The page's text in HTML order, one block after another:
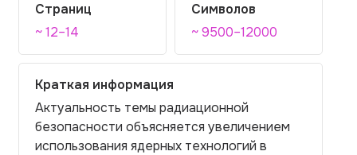
Страниц
~ 12–14
Символов
~ 9500–12000
Краткая информация
Актуальность темы радиационной
безопасности объясняется увеличением
использования ядерных технологий в